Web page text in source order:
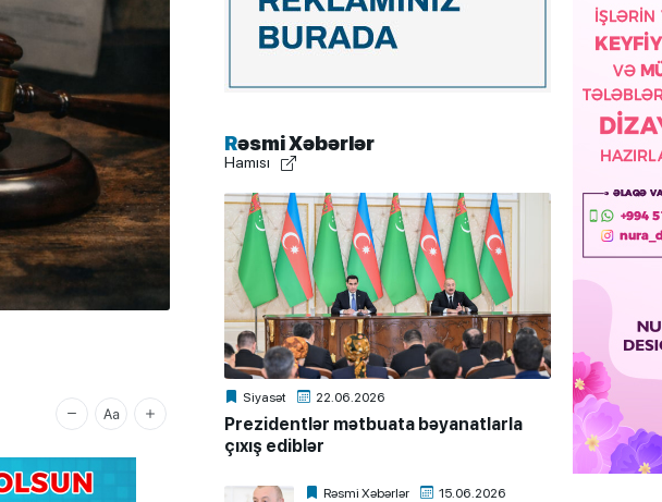
Rəsmi Xəbərlər
Hamısı
Siyasət 22.06.2026
Prezidentlər mətbuata bəyanatlarla
çıxış ediblər
Rəsmi Xəbərlər 15.06.2026